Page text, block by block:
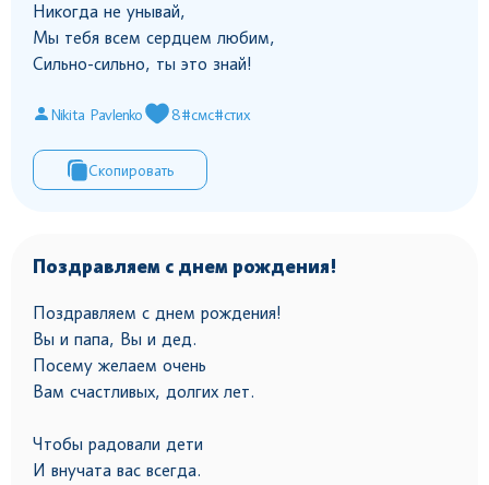
Никогда не унывай,
Мы тебя всем сердцем любим,
Сильно-сильно, ты это знай!
Nikita Pavlenko 8#смс#стих
Скопировать
Поздравляем с днем рождения!
Поздравляем с днем рождения!
Вы и папа, Вы и дед.
Посему желаем очень
Вам счастливых, долгих лет.
Чтобы радовали дети
И внучата вас всегда.